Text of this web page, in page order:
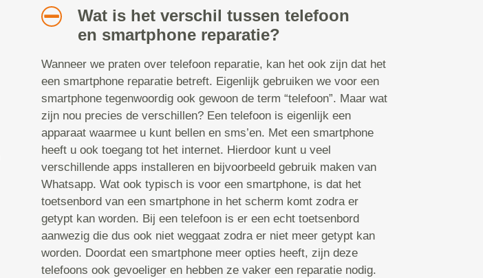
Wat is het verschil tussen telefoon
en smartphone reparatie?
Wanneer we praten over telefoon reparatie, kan het ook zijn dat het
een smartphone reparatie betreft. Eigenlijk gebruiken we voor een
smartphone tegenwoordig ook gewoon de term “telefoon”. Maar wat
zijn nou precies de verschillen? Een telefoon is eigenlijk een
apparaat waarmee u kunt bellen en sms’en. Met een smartphone
heeft u ook toegang tot het internet. Hierdoor kunt u veel
verschillende apps installeren en bijvoorbeeld gebruik maken van
Whatsapp. Wat ook typisch is voor een smartphone, is dat het
toetsenbord van een smartphone in het scherm komt zodra er
getypt kan worden. Bij een telefoon is er een echt toetsenbord
aanwezig die dus ook niet weggaat zodra er niet meer getypt kan
worden. Doordat een smartphone meer opties heeft, zijn deze
telefoons ook gevoeliger en hebben ze vaker een reparatie nodig.